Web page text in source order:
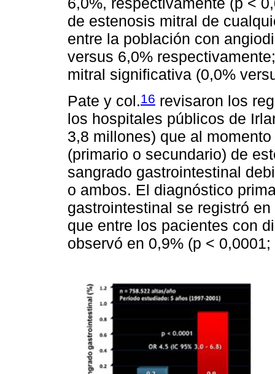
de estenosis mitral de
entre la población con
versus 6,0%
mitral significativa (0,0%
Pate y col.16 revisaron los
los hospitales públicos de
3,8 millones) que al
(primario o secundario) de
sangrado gastrointestinal
o ambos. El diagnóstico
gastrointestinal se registró
que entre los pacientes con
observó en 0,9% (p <